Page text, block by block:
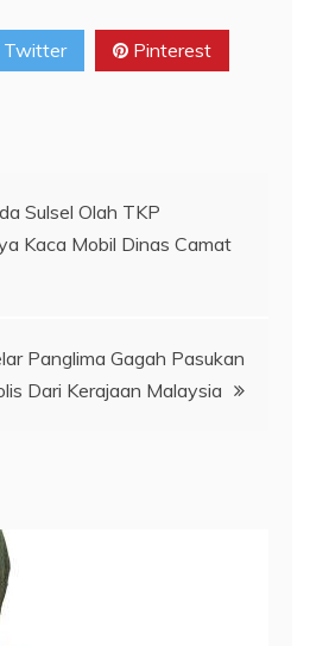
Twitter Pinterest
Sulsel Olah TKP
Kaca Mobil Dinas Camat
Panglima Gagah Pasukan
Dari Kerajaan Malaysia